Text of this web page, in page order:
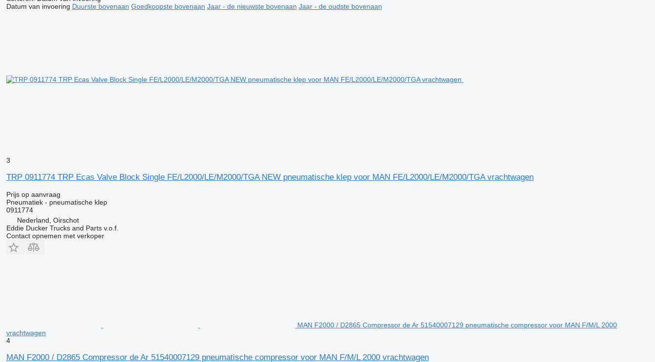
Datum van invoering Duurste bovenaan Goedkoopste bovenaan Jaar - de nieuwste bovenaan Jaar - de oudste bovenaan
3
TRP 0911774 TRP Ecas Valve Block Single FE/L2000/LE/M2000/TGA NEW pneumatische klep voor MAN FE/L2000/LE/M2000/TGA vrachtwagen
Prijs op aanvraag
Pneumatiek - pneumatische klep
0911774
Nederland, Oirschot
Eddie Ducker Trucks and Parts v.o.f.
Contact opnemen met verkoper
MAN F2000 / D2865 Compressor de Ar 51540007129 pneumatische compressor voor MAN F/M/L 2000
vrachtwagen
4
MAN F2000 / D2865 Compressor de Ar 51540007129 pneumatische compressor voor MAN F/M/L 2000 vrachtwagen